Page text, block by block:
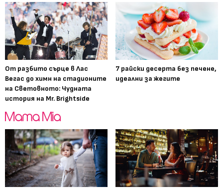
От разбито сърце в Лас
Вегас до химн на стадионите
на Световното: Чудната
история на Mr. Brightside
7 райски десерта без печене,
идеални за жегите